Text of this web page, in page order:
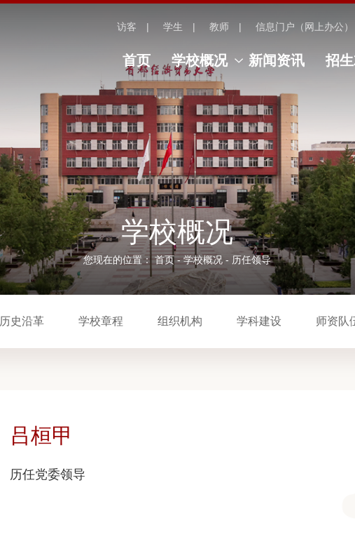
访客 学生 教师 信息门户（网上办公）
首页 学校概况 新闻资讯 招
学校概况
您现在的位置：首页-学校概况 - 历任领导
历史沿革 学校章程 组织机构 学科建设 师资队
吕桓甲
历任党委领导